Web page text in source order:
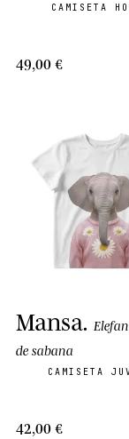
CAMISETA
49,00 €
Mansa.
de sabana
CAMISETA
42,00 €